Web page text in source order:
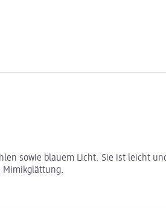
sowie blauem Licht. Sie ist leicht
Mimikglättung.